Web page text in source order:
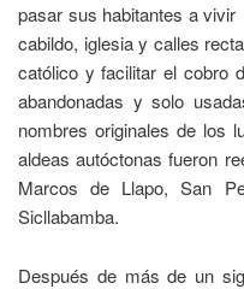
pasar sus habitantes a vivir
cabildo, iglesia y calles
católico y facilitar el cobro
abandonadas y solo
nombres originales de los
aldeas autóctonas fueron
Marcos de Llapo, San
Sicllabamba.
Después de más de un